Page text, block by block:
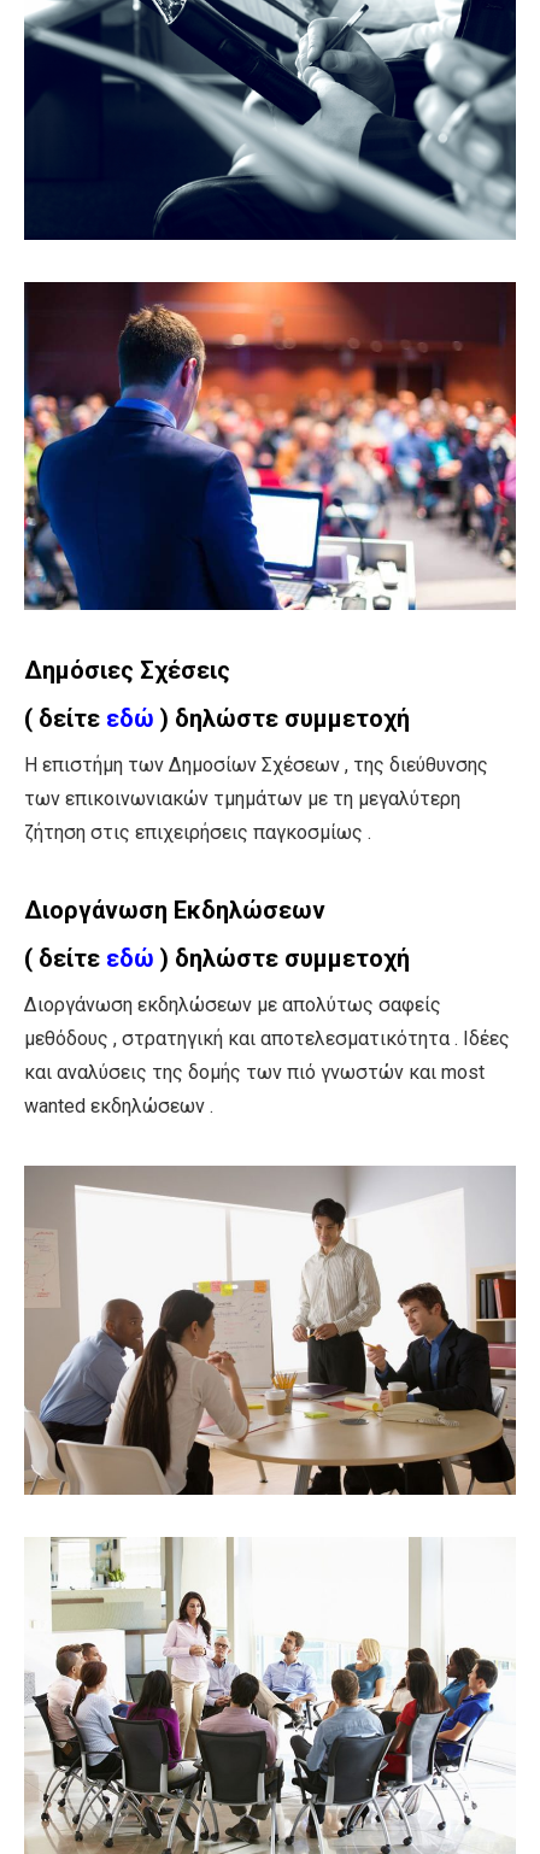
Δημόσιες Σχέσεις
( δείτε εδώ ) δηλώστε συμμετοχή
Η επιστήμη των Δημοσίων Σχέσεων , της διεύθυνσης
των επικοινωνιακών τμημάτων με τη μεγαλύτερη
ζήτηση στις επιχειρήσεις παγκοσμίως .
Διοργάνωση Εκδηλώσεων
( δείτε εδώ ) δηλώστε συμμετοχή
Διοργάνωση εκδηλώσεων με απολύτως σαφείς
μεθόδους , στρατηγική και αποτελεσματικότητα . Ιδέες
και αναλύσεις της δομής των πιό γνωστών και most
wanted εκδηλώσεων .